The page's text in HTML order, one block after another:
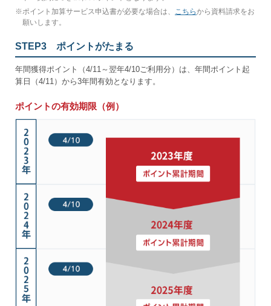
※ポイント加算サービス申込書が必要な場合は、 こちらから資料請求をお
願いします。
STEP3 ポイントがたまる
年間獲得ポイント（4/11～翌年4/10ご利用分）は、年間ポイント起
算日（4/11）から3年間有効となります。
ポイントの有効期限（例）